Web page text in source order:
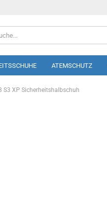
ATEMSCHUTZ
SHORTS SCHÜRZEN
S3 XP Sicherheitshalbschuh